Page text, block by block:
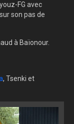
FG avec
son pas de
à Baïonour.
, Tsenki et